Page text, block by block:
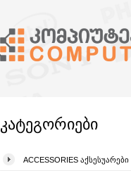
კატეგორიები
ACCESSORIES ᲐᲥᲡᲔᲡᲣᲐᲠᲔᲑᲘ